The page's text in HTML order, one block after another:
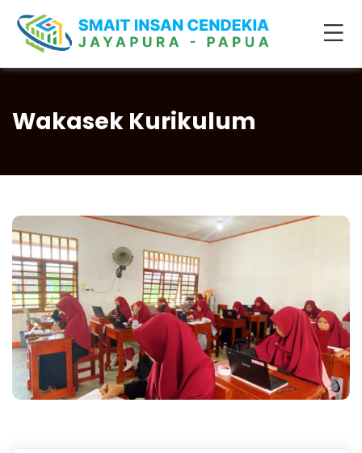
Wakasek Kurikulum